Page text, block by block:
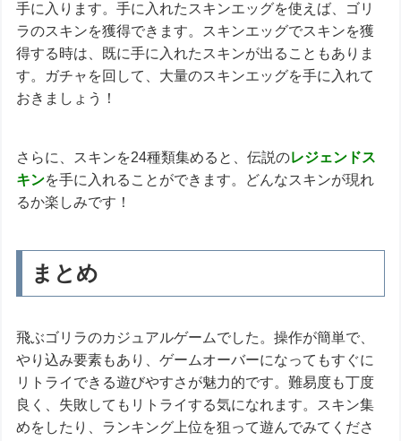
手に入ります。手に入れたスキンエッグを使えば、ゴリ
ラのスキンを獲得できます。スキンエッグでスキンを獲
得する時は、既に手に入れたスキンが出ることもありま
す。ガチャを回して、大量のスキンエッグを手に入れて
おきましょう！
さらに、スキンを24種類集めると、伝説のレジェンドス
キンを手に入れることができます。どんなスキンが現れ
るか楽しみです！
まとめ
飛ぶゴリラのカジュアルゲームでした。操作が簡単で、
やり込み要素もあり、ゲームオーバーになってもすぐに
リトライできる遊びやすさが魅力的です。難易度も丁度
良く、失敗してもリトライする気になれます。スキン集
めをしたり、ランキング上位を狙って遊んでみてくださ